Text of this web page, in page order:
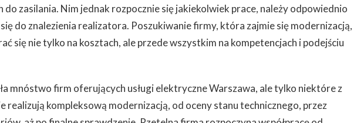
do zasilania. Nim jednak rozpocznie się jakiekolwiek prace, należy odpowiednio
do znalezienia realizatora. Poszukiwanie firmy, która zajmie się modernizacją,
się nie tylko na kosztach, ale przede wszystkim na kompetencjach i podejściu
mnóstwo firm oferujących usługi elektryczne Warszawa, ale tylko niektóre z
realizują kompleksową modernizacją, od oceny stanu technicznego, przez